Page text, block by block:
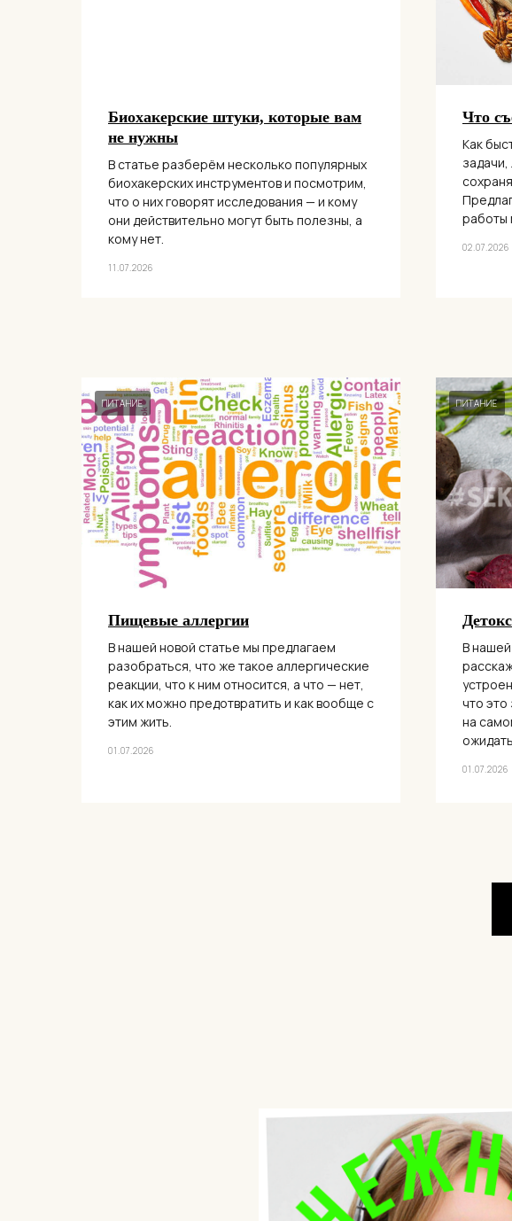
Биохакерские штуки, которые вам
не нужны
В статье разберём несколько популярных
биохакерских инструментов и посмотрим,
что о них говорят исследования — и кому
они действительно могут быть полезны, а
кому нет.
11.07.2026
Что
Как
задачи,
работы
02.07.2026
ПИТАНИЕ
Пищевые аллергии
В нашей новой статье мы предлагаем
разобраться, что же такое аллергические
реакции, что к ним относится, а что — нет,
как их можно предотвратить и как вообще с
этим жить.
01.07.2026
ПИТАНИЕ
В
что это
на
01.07.2026